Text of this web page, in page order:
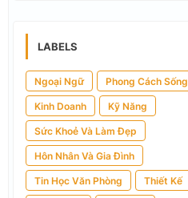
LABELS
Ngoại Ngữ Phong Cách Sống
Kinh Doanh Kỹ Năng
Sức Khoẻ Và Làm Đẹp
Hôn Nhân Và Gia Đình
Tin Học Văn Phòng Thiết Kế